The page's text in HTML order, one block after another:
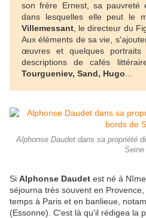
son frère Ernest, sa pauvreté
dans lesquelles elle peut le
Villemessant , le directeur du
Aux éléments de sa vie,
œuvres et quelques
descriptions de cafés
Tourgueniev, Sand, Hugo
Alphonse Daudet dans sa propriété
Seine
Si Alphonse Daudet est né à
séjourna très souvent en
temps à Paris et en banlieue,
(Essonne). C'est là qu'il rédigea la